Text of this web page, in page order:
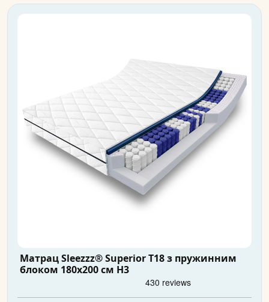
Матрац Sleezzz® Superior T18 з пружинним
блоком 180x200 см H3